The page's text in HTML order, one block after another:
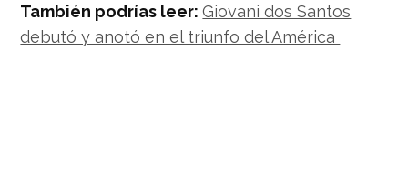
También podrías leer:Giovani dos Santos
debutó y anotó en el triunfo del América